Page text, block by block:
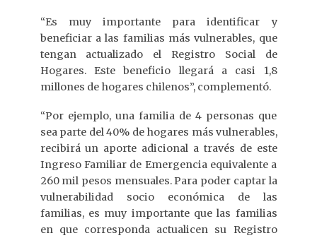
“Es muy importante para identificar y
beneficiar a las familias más vulnerables, que
tengan actualizado el Registro Social de
Hogares. Este beneficio llegará a casi 1,8
millones de hogares chilenos”, complementó.
“Por ejemplo, una familia de 4 personas que
sea parte del 40% de hogares más vulnerables,
recibirá un aporte adicional a través de este
Ingreso Familiar de Emergencia equivalente a
260 mil pesos mensuales. Para poder captar la
vulnerabilidad socio económica de las
familias, es muy importante que las familias
en que corresponda actualicen su Registro